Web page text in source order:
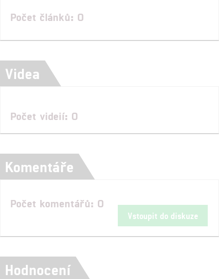
Počet článků: 0
Videa
Počet videií: 0
Komentáře
Počet komentářů: 0
Vstoupit do diskuze
Hodnocení